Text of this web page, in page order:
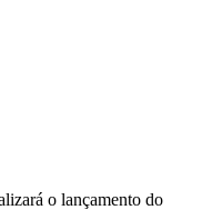
o lançamento do